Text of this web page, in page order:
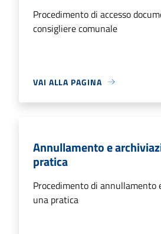
Procedimento di accesso
consigliere comunale
VAI ALLA PAGINA
Annullamento e
pratica
Procedimento di annullamento
una pratica